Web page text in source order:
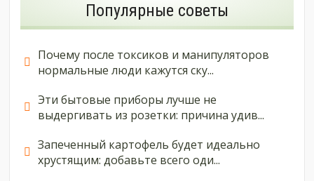
Популярные советы
Почему после токсиков и манипуляторов
нормальные люди кажутся ску...
Эти бытовые приборы лучше не
выдергивать из розетки: причина удив...
Запеченный картофель будет идеально
хрустящим: добавьте всего оди...